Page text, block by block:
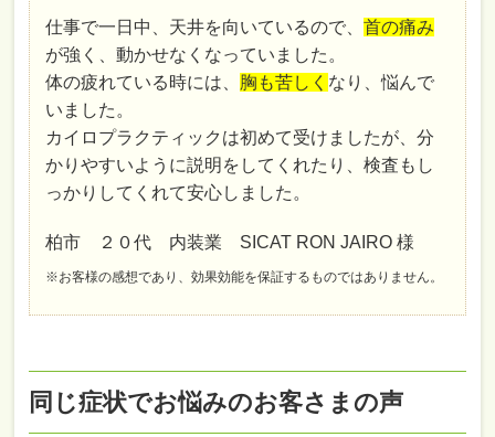
仕事で一日中、天井を向いているので、首の痛み
が強く、動かせなくなっていました。
体の疲れている時には、
胸も苦しく なり、悩んで
いました。
カイロプラクティックは初めて受けましたが、分
かりやすいように説明をしてくれたり、検査もし
っかりしてくれて安心しました。
柏市 ２０代 内装業 SICAT RON JAIRO 様
※お客様の感想であり、効果効能を保証するものではありません。
同じ症状でお悩みのお客さまの声